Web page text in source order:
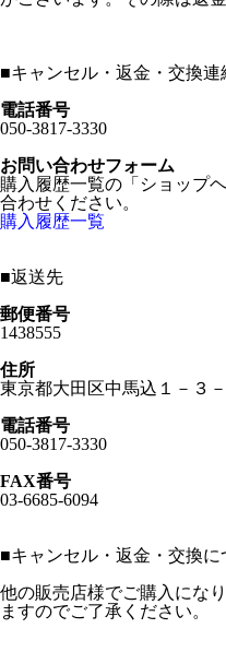
■キャンセル・返金・交換連
電話番号
050-3817-3330
お問い合わせフォーム
購入履歴一覧の「ショップ
合わせください。
購入履歴一覧
■返送先
郵便番号
1438555
住所
東京都大田区中馬込１－３
電話番号
050-3817-3330
FAX番号
03-6685-6094
■キャンセル・返金・交換
他の販売店様でご購入にな
ますのでご了承ください。